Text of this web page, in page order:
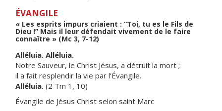
ÉVANGILE
« Les esprits impurs criaient : “Toi, tu es le Fils de
Dieu !” Mais il leur défendait vivement de le faire
connaître » (Mc 3, 7-12)
Alléluia. Alléluia.
Notre Sauveur, le Christ Jésus, a détruit la mort ;
il a fait resplendir la vie par l’Évangile.
Alléluia. (2 Tm 1, 10)
Évangile de Jésus Christ selon saint Marc